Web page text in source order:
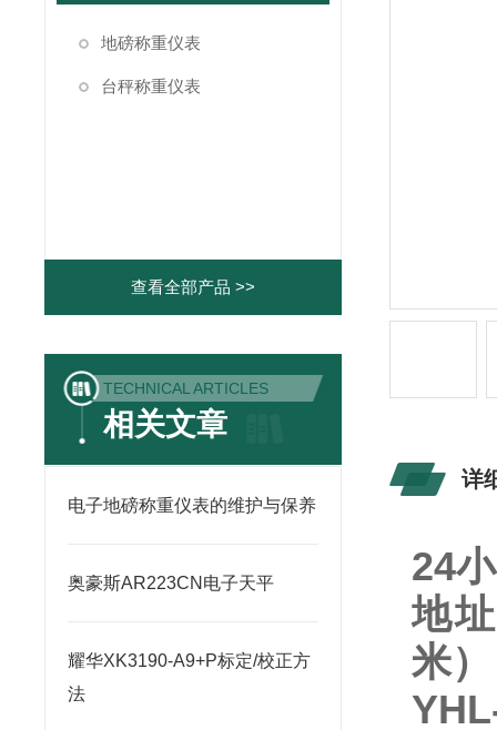
地磅称重仪表
台秤称重仪表
查看全部产品 >>
TECHNICAL ARTICLES
相关文章
电子地磅称重仪表的维护与保养
奥豪斯AR223CN电子天平
耀华XK3190-A9+P标定/校正方
法
详
24
地
米）